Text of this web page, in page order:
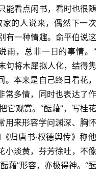
能看点闲书，看时也很随
的人说来，偶然下一次
有一种情趣。俞平伯说这
雨，总非一日的事情。”
句将木犀拟人化，结得隽
本来是自己终日看花，
常多情，同时也表达了作
它观赏。“酝藉”，写桂花
用来形容学问渊深、胸怀
归唐书·权德舆传》称他
小淡黄，芬芳徐吐，不像
藉”形容，亦极得神。“酝